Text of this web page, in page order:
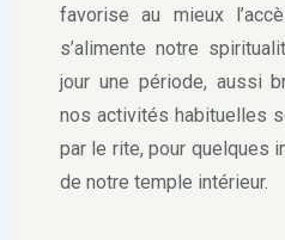
favorise au mieux
s’alimente notre
jour une période, aussi
nos activités habituelles
par le rite, pour quelques
de notre temple intérieur.